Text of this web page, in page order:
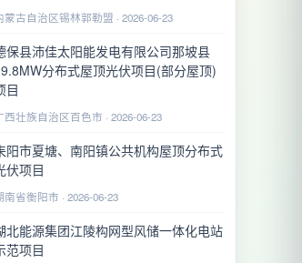
蒙古自治区锡林郭勒盟 · 2026-06-23
保县沛佳太阳能发电有限公司那坡县
分布式屋顶光伏项目(部分屋顶)
目
西壮族自治区百色市 · 2026-06-23
阳市夏塘、南阳镇公共机构屋顶分布式
伏项目
南省衡阳市 · 2026-06-23
北能源集团江陵构网型风储一体化电站
范项目